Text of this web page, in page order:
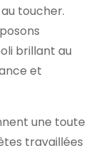
toucher.
brillant au
et
une toute
travaillées